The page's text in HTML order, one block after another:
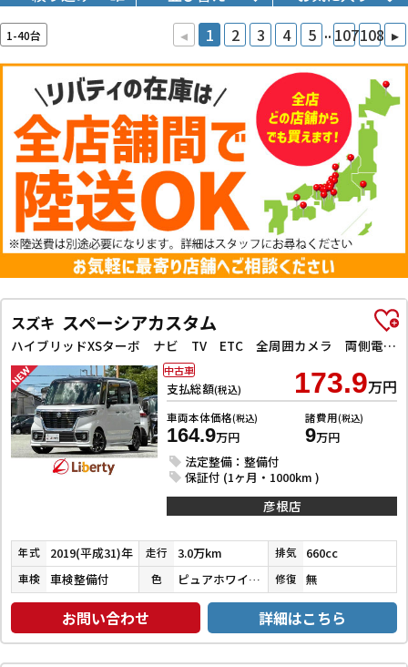
1-40台 ◂ 1 2 3 4 5 .. 107108 ▸
スズキ スペーシアカスタム
ハイブリッドXSターボ ナビ TV ETC 全周囲カメラ 両側電動スライドドア クリアランスソナー レーンアシスト 衝突被害軽減システム アイドリングストップ 電動格納ミラー シートヒーター CVT ESC CD USB
支払総額(税込) 173.9万円
車両本体価格(税込)
164.9万円
諸費用(税込)
9万円
法定整備：整備付
保証付 (1ヶ月・1000km )
中古車
彦根店
年式 2019(平成31)年 走行 3.0万km 排気 660cc
車検 車検整備付 色 ピュアホワイトパール／ブルーイッシュブラックパール３ 修復 無
お問い合わせ 詳細はこちら